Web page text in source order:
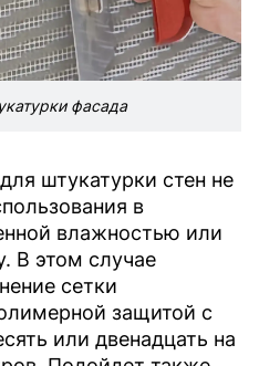
фасада
штукатурки стен не
в
влажностью или
В этом случае
сетки
защитой с
или двенадцать на